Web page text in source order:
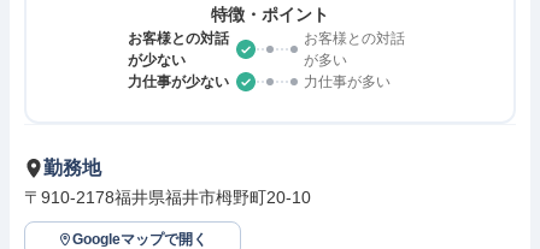
特徴・ポイント
お客様との対話
が少ない
お客様との対話
が多い
力仕事が少ない
力仕事が多い
勤務地
〒910-2178福井県福井市栂野町20-10
Googleマップで開く